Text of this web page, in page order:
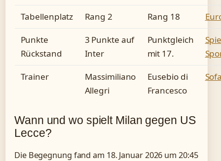
Tabellenplatz Rang 2 Rang 18
Punkte
Rückstand
3 Punkte auf
Inter
Punktgleich
mit 17.
Trainer
Massimiliano
Allegri
Eusebio di
Francesco
Wann und wo spielt Milan gegen US
Lecce?
Die Begegnung fand am 18. Januar 2026 um 20:45